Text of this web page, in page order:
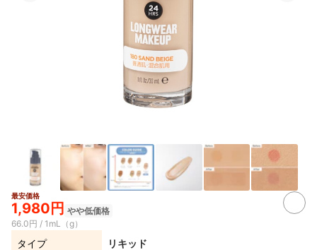
最安価格
1,980円 やや低価格
66.0円 / 1mL（g）
タイプ リキッド